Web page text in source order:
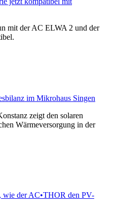
mit der AC ELWA 2 und der
im Mikrohaus Singen
zeigt den solaren
Wärmeversorgung in der
wie der AC•THOR den PV-